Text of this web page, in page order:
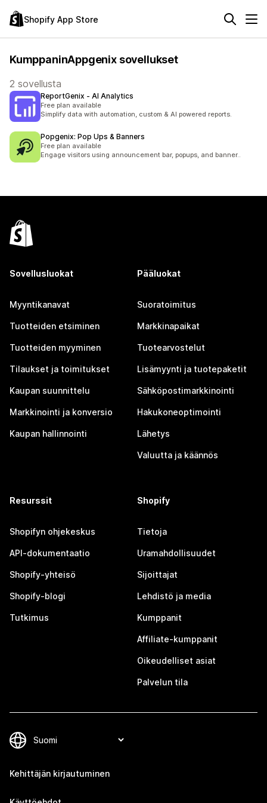
Shopify App Store
KumppaninAppgenix sovellukset
2 sovellusta
ReportGenix ‑ AI Analytics
Free plan available
Simplify data with automation, custom & AI powered reports.
Popgenix: Pop Ups & Banners
Free plan available
Engage visitors using announcement bar, popups, and banner..
Sovellusluokat
Myyntikanavat
Tuotteiden etsiminen
Tuotteiden myyminen
Tilaukset ja toimitukset
Kaupan suunnittelu
Markkinointi ja konversio
Kaupan hallinnointi
Pääluokat
Suoratoimitus
Markkinapaikat
Tuotearvostelut
Lisämyynti ja tuotepaketit
Sähköpostimarkkinointi
Hakukoneoptimointi
Lähetys
Valuutta ja käännös
Resurssit
Shopifyn ohjekeskus
API-dokumentaatio
Shopify-yhteisö
Shopify-blogi
Tutkimus
Shopify
Tietoja
Uramahdollisuudet
Sijoittajat
Lehdistö ja media
Kumppanit
Affiliate-kumppanit
Oikeudelliset asiat
Palvelun tila
Kehittäjän kirjautuminen